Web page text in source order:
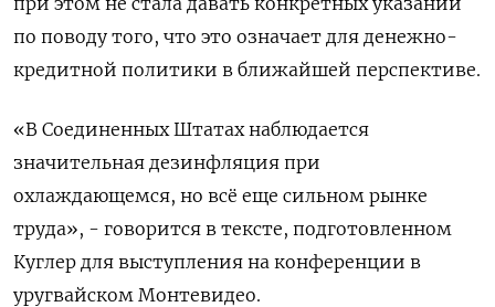
по поводу того, что это означает для денежно-
кредитной политики в ближайшей перспективе.
«В Соединенных Штатах наблюдается
значительная дезинфляция при
охлаждающемся, но всё еще сильном рынке
труда», - говорится в тексте, подготовленном
Куглер для выступления на конференции в
уругвайском Монтевидео.